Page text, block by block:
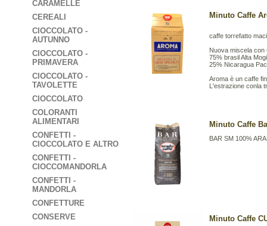
CARAMELLE
CEREALI
CIOCCOLATO -
AUTUNNO
CIOCCOLATO -
PRIMAVERA
CIOCCOLATO -
TAVOLETTE
CIOCCOLATO
COLORANTI
ALIMENTARI
CONFETTI -
CIOCCOLATO E ALTRO
CONFETTI -
CIOCCOMANDORLA
CONFETTI -
MANDORLA
CONFETTURE
CONSERVE
Minuto Caffe
caffe torrefatto
Nuova miscela con
75% brasil Alta
25% Nicaragua
Aroma è un caffe
L'estrazione conla
Minuto Caffe
BAR SM 100%
Minuto Caffe